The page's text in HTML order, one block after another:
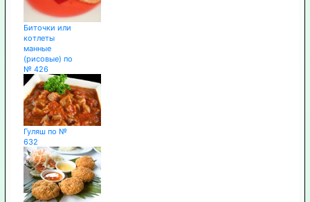
Биточки или
котлеты
манные
(рисовые) по
№ 426
Гуляш по №
632